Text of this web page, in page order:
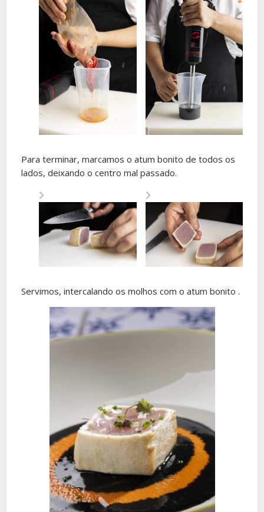
Para terminar, marcamos o atum bonito de todos os
lados, deixando o centro mal passado.
Servimos, intercalando os molhos com o atum bonito .